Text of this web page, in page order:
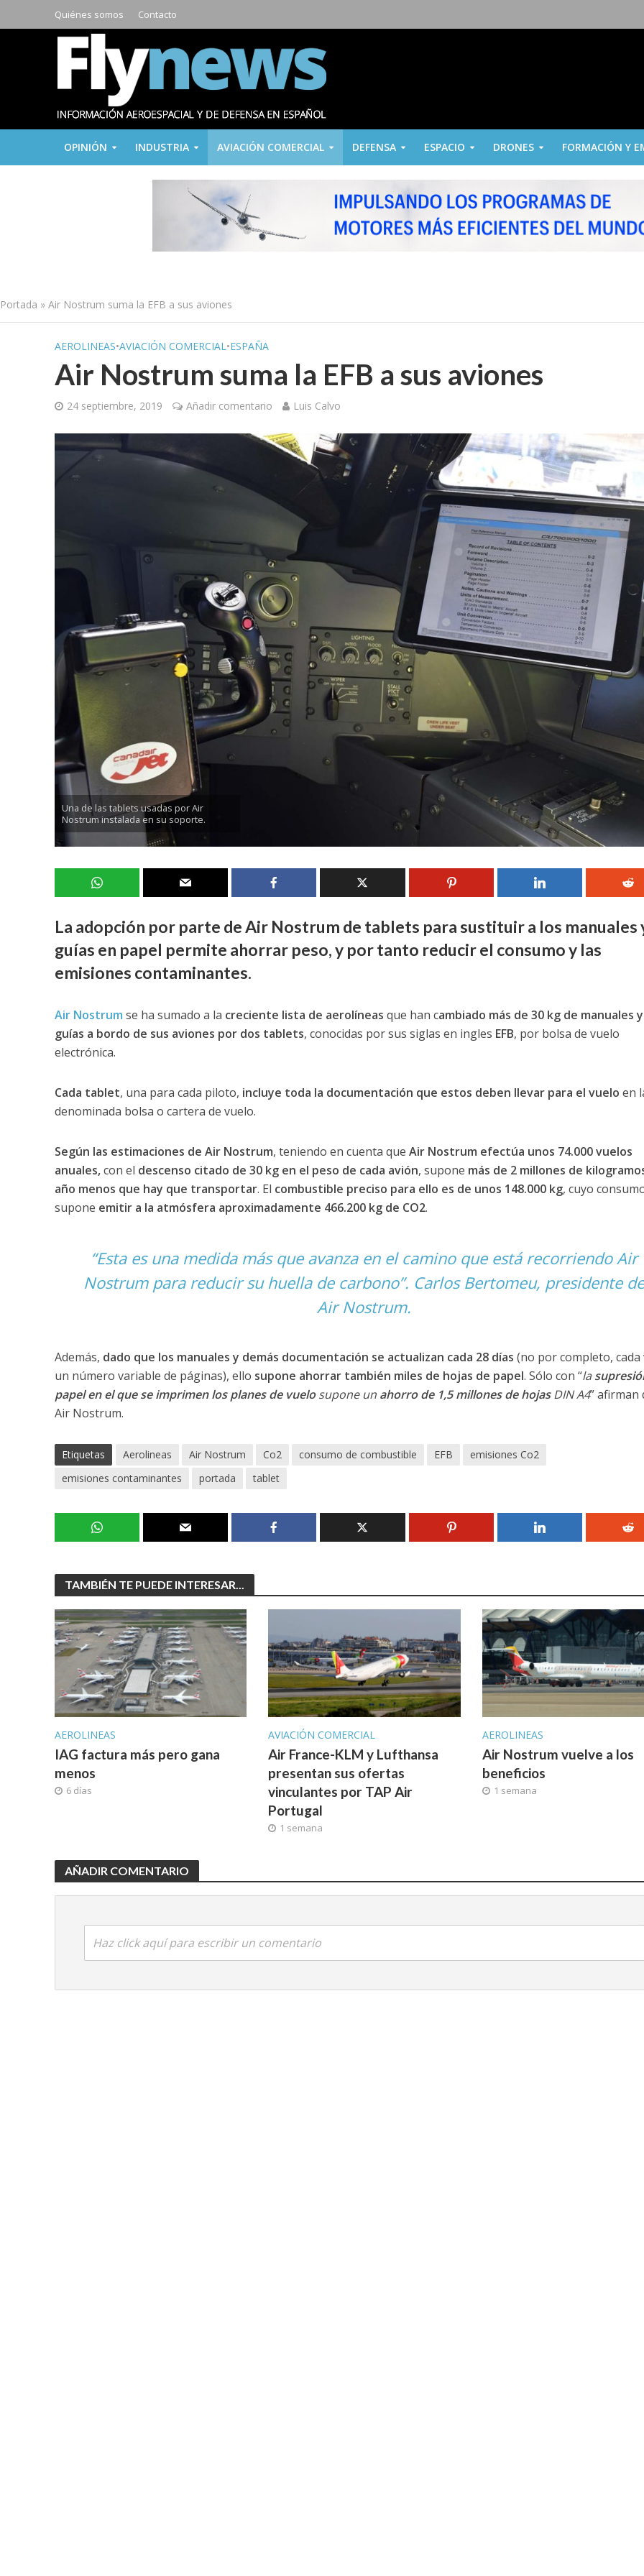
Quiénes somos Contacto
OPINIÓN INDUSTRIA AVIACIÓN COMERCIAL DEFENSA ESPACIO DRONES FORMACIÓN Y
Portada » Air Nostrum suma la EFB a sus aviones
AEROLINEAS•AVIACIÓN COMERCIAL•ESPAÑA
Air Nostrum suma la EFB a sus aviones
24 septiembre, 2019 Añadir comentario Luis Calvo
Una de las tablets usadas por Air
Nostrum instalada en su soporte.
La adopción por parte de Air Nostrum de tablets para sustituir a los manuales
guías en papel permite ahorrar peso, y por tanto reducir el consumo y las
emisiones contaminantes.
Air Nostrum se ha sumado a la creciente lista de aerolíneas que han cambiado más de 30 kg de manuales y
guías a bordo de sus aviones por dos tablets, conocidas por sus siglas en ingles EFB, por bolsa de vuelo
electrónica.
Cada tablet, una para cada piloto, incluye toda la documentación que estos deben llevar para el vuelo en
denominada bolsa o cartera de vuelo.
Según las estimaciones de Air Nostrum, teniendo en cuenta que Air Nostrum efectúa unos 74.000 vuelos
anuales,con el descenso citado de 30 kg en el peso de cada avión, supone más de 2 millones de
año menos que hay que transportar. El combustible preciso para ello es de unos 148.000 kg, cuyo
supone emitir a la atmósfera aproximadamente 466.200 kg de CO2.
“Esta es una medida más que avanza en el camino que está recorriendo Air
Nostrum para reducir su huella de carbono”. Carlos Bertomeu, presidente
Air Nostrum.
Además, dado que los manuales y demás documentación se actualizan cada 28 días (no por completo, cada
un número variable de páginas), ello supone ahorrar también miles de hojas de papel. Sólo con “la
papel en el que se imprimen los planes de vuelosupone un ahorro de 1,5 millones de hojasDIN A4” afirman
Air Nostrum.
Etiquetas Aerolineas Air Nostrum Co2 consumo de combustible EFB
emisiones Co2
emisiones contaminantes
portada tablet
TAMBIÉN TE PUEDE INTERESAR...
AEROLINEAS
IAG factura más pero gana
menos
6 días
AVIACIÓN COMERCIAL
Air France-KLM y Lufthansa
presentan sus ofertas
vinculantes por TAP Air
Portugal
1 semana
AEROLINEAS
Air Nostrum vuelve a los
beneficios
1 semana
AÑADIR COMENTARIO
Haz click aquí para escribir un comentario